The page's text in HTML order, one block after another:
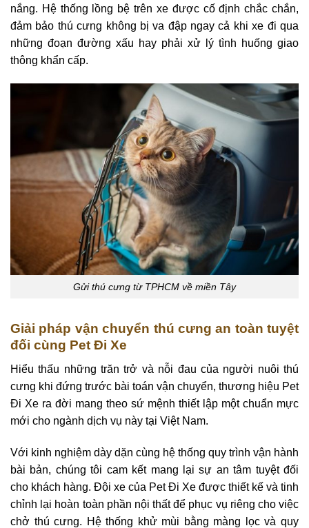
nắng. Hệ thống lồng bệ trên xe được cố định chắc chắn,
đảm bảo thú cưng không bị va đập ngay cả khi xe đi qua
những đoạn đường xấu hay phải xử lý tình huống giao
thông khẩn cấp.
Gửi thú cưng từ TPHCM về miền Tây
Giải pháp vận chuyển thú cưng an toàn tuyệt
đối cùng Pet Đi Xe
Hiểu thấu những trăn trở và nỗi đau của người nuôi thú
cưng khi đứng trước bài toán vận chuyển, thương hiệu Pet
Đi Xe ra đời mang theo sứ mệnh thiết lập một chuẩn mực
mới cho ngành dịch vụ này tại Việt Nam.
Với kinh nghiệm dày dặn cùng hệ thống quy trình vận hành
bài bản, chúng tôi cam kết mang lại sự an tâm tuyệt đối
cho khách hàng. Đội xe của Pet Đi Xe được thiết kế và tinh
chỉnh lại hoàn toàn phần nội thất để phục vụ riêng cho việc
chở thú cưng. Hệ thống khử mùi bằng màng lọc và quy